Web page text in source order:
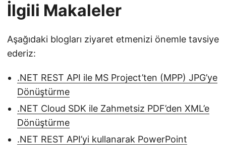
İlgili Makaleler
Aşağıdaki blogları ziyaret etmenizi önemle tavsiye
ederiz:
.NET REST API ile MS Project’ten (MPP) JPG’ye
Dönüştürme
.NET Cloud SDK ile Zahmetsiz PDF’den XML’e
Dönüştürme
.NET REST API’yi kullanarak PowerPoint